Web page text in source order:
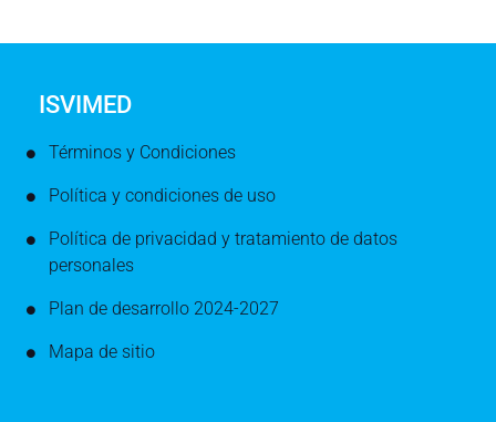
ISVIMED
Términos y Condiciones
Política y condiciones de uso
Política de privacidad y tratamiento de datos
personales
Plan de desarrollo 2024-2027
Mapa de sitio